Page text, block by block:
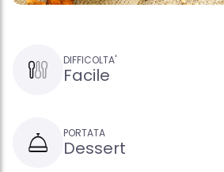
DIFFICOLTA'
Facile
PORTATA
Dessert